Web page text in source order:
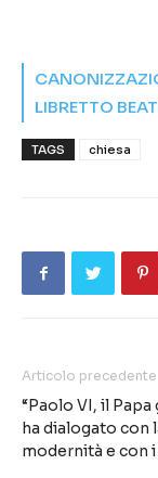
LIBRETTO
TAGS chiesa
Articolo precedente
“Paolo VI, il Papa
ha dialogato con
modernità e con i